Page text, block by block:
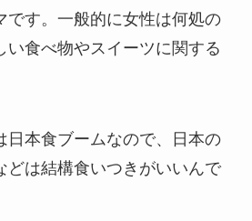
です。一般的に女性は何処の
い食べ物やスイーツに関する
日本食ブームなので、日本の
どは結構食いつきがいいんで